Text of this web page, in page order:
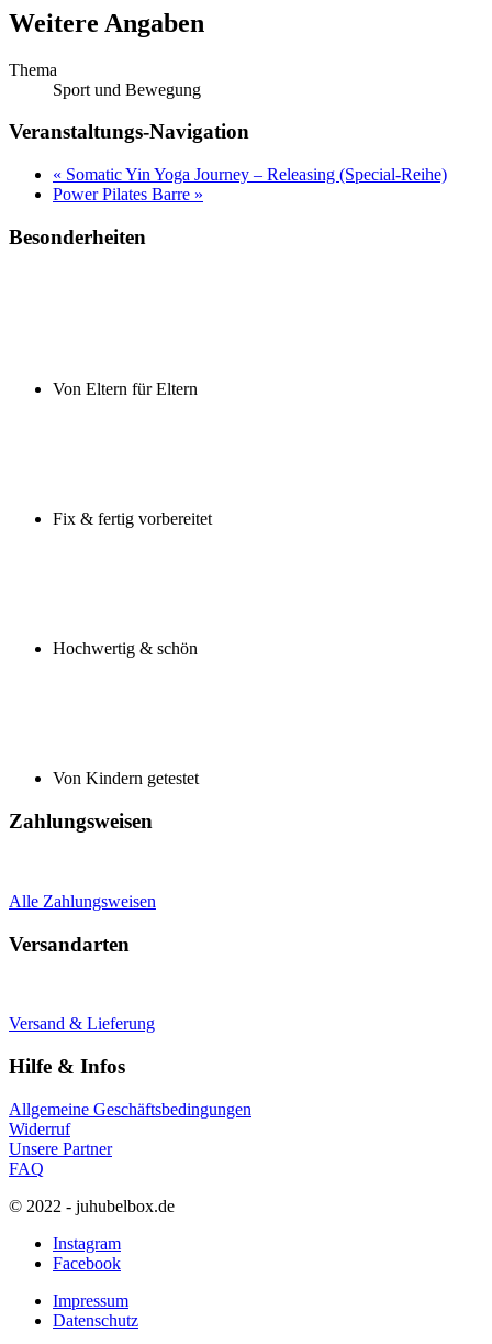
Weitere Angaben
Thema
Sport und Bewegung
Veranstaltungs-Navigation
« Somatic Yin Yoga Journey – Releasing (Special-Reihe)
Power Pilates Barre »
Besonderheiten
Von Eltern für Eltern
Fix & fertig vorbereitet
Hochwertig & schön
Von Kindern getestet
Zahlungsweisen
Alle Zahlungsweisen
Versandarten
Versand & Lieferung
Hilfe & Infos
Allgemeine Geschäftsbedingungen
Widerruf
Unsere Partner
FAQ
© 2022 - juhubelbox.de
Instagram
Facebook
Impressum
Datenschutz